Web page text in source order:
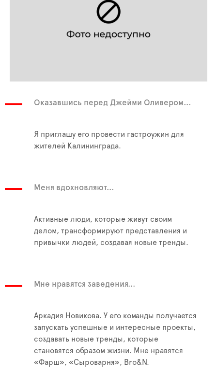
Оказавшись перед Джейми Оливером...
Я приглашу его провести гастроужин для
жителей Калининграда.
Меня вдохновляют...
Активные люди, которые живут своим
делом, трансформируют представления и
привычки людей, создавая новые тренды.
Мне нравятся заведения...
Аркадия Новикова. У его команды получается
запускать успешные и интересные проекты,
создавать новые тренды, которые
становятся образом жизни. Мне нравятся
«Фарш», «Сыроварня», Bro&N.